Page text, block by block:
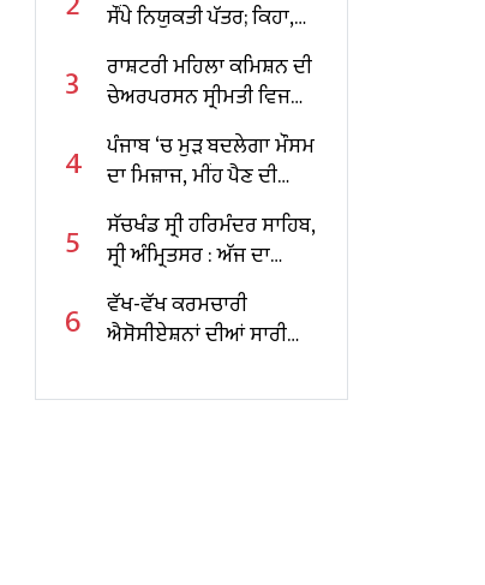
ਸੌਂਪੇ ਨਿਯੁਕਤੀ ਪੱਤਰ; ਕਿਹਾ,
ਪਿਛਲੀਆਂ ਸਰਕਾਰਾਂ ਦੌਰਾਨ
ਮੈਰਿਟ ਦੀ ਥਾਂ ਪੈਸੇ ਬਦਲੇ
ਦਿੱਤੀਆਂ ਜਾਂਦੀਆਂ ਸਨ
ਨੌਕਰੀਆਂ
3
ਰਾਸ਼ਟਰੀ ਮਹਿਲਾ ਕਮਿਸ਼ਨ ਦੀ
ਚੇਅਰਪਰਸਨ ਸ੍ਰੀਮਤੀ ਵਿਜਯਾ
ਕਿਸ਼ੋਰ ਰਹਾਟਕਰ ਨੇ ਪੰਜਾਬ ਦੇ
ਰਾਜਪਾਲ ਨਾਲ ਕੀਤੀ
ਮੁਲਾਕਾਤ
4
ਪੰਜਾਬ ‘ਚ ਮੁੜ ਬਦਲੇਗਾ ਮੌਸਮ
ਦਾ ਮਿਜ਼ਾਜ, ਮੀਂਹ ਪੈਣ ਦੀ
ਸੰਭਾਵਨਾ
5
ਸੱਚਖੰਡ ਸ੍ਰੀ ਹਰਿਮੰਦਰ ਸਾਹਿਬ,
ਸ੍ਰੀ ਅੰਮ੍ਰਿਤਸਰ : ਅੱਜ ਦਾ
ਹੁਕਮਨਾਮਾ
6
ਵੱਖ-ਵੱਖ ਕਰਮਚਾਰੀ
ਐਸੋਸੀਏਸ਼ਨਾਂ ਦੀਆਂ ਸਾਰੀਆਂ
ਕੀਤੀਆਂ ਜਾਣਗੀਆਂ: ਹਰਪਾਲ